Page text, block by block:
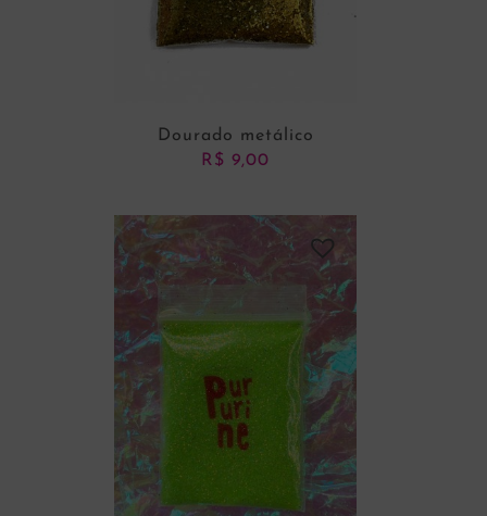
ADICIONAR AO CARRINHO
Dourado metálico
R$ 9,00